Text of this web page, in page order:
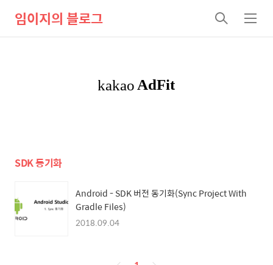
임이지의 블로그
검
색
메
뉴
SDK 동기화
Android - SDK 버전 동기화(Sync Project With
Gradle Files)
2018.09.04